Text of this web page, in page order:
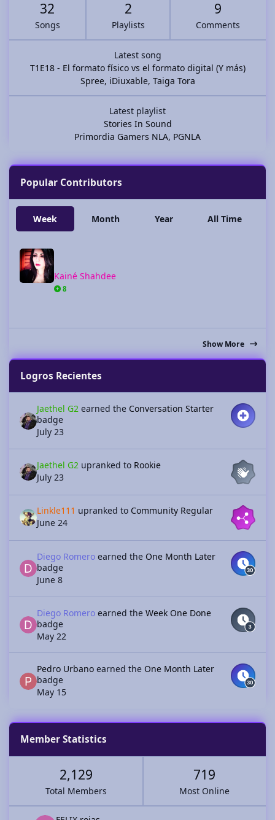
32
Songs
2
Playlists
9
Comments
Latest song
T1E18 - El formato físico vs el formato digital (Y más)
Spree, iDiuxable, Taiga Tora
Latest playlist
Stories In Sound
Primordia Gamers NLA, PGNLA
Popular Contributors
Week Month Year All Time
Kainé Shahdee
8
Show More
Logros Recientes
Jaethel G2 earned theConversation Starter
badge
July 23
Jaethel G2 upranked to Rookie
July 23
Linkle111 upranked to Community Regular
June 24
Diego Romero earned theOne Month Later
badge
June 8
Diego Romero earned theWeek One Done
badge
May 22
Pedro Urbano earned theOne Month Later
badge
May 15
Member Statistics
2,129
Total Members
719
Most Online